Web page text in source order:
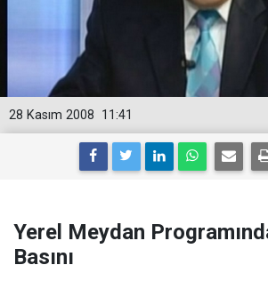
11:41
28 Kasım 2008
Yerel Meydan
Basını